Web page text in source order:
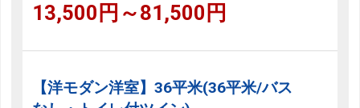
13,500円～81,500円
【洋モダン洋室】36平米(36平米/バス